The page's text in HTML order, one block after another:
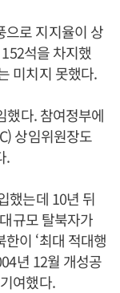
으로 지지율이 상
석을 차지했
미치지 못했다.
했다. 참여정부에
상임위원장도
.
했는데 10년 뒤
규모 탈북자가
이 ‘최대 적대행
년 12월 개성공
여했다.